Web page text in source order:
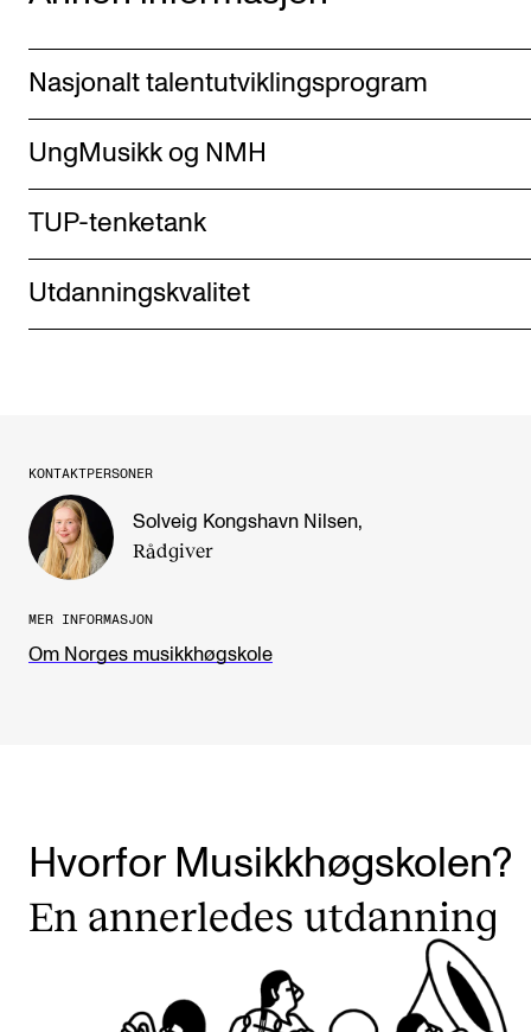
Nasjonalt talentutviklingsprogram
UngMusikk og NMH
TUP-tenketank
Utdanningskvalitet
MER INFORMASJON
Om Norges musikkhøgskole
KONTAKTPERSONER
Solveig Kongshavn Nilsen,
Rådgiver
Hvorfor Musikkhøgskolen?
En annerledes utdanning